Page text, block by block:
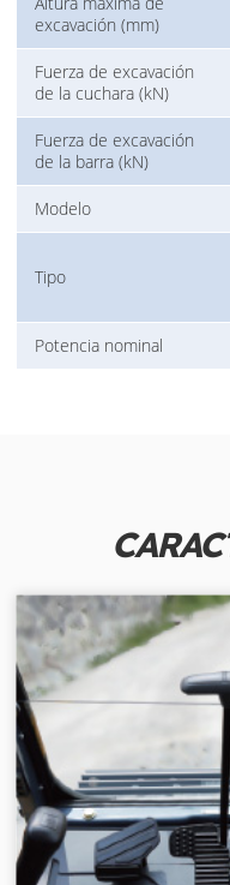
excavación (mm)
Fuerza de excavación
de la cuchara (kN)
Fuerza de excavación
de la barra (kN)
Modelo
Tipo
Potencia nominal